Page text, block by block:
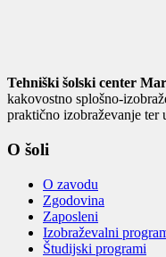
Tehniški šolski center
kakovostno splošno-
praktično izobraževanje ter
O šoli
O zavodu
Zgodovina
Zaposleni
Izobraževalni
Študijski programi